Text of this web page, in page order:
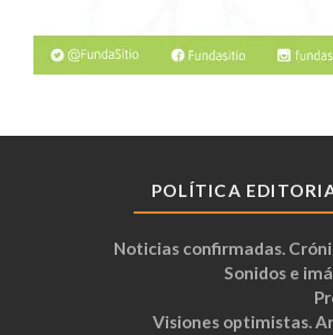
POLÍTICA
Noticias confirmadas.
Sonidos e
Visiones optimistas.